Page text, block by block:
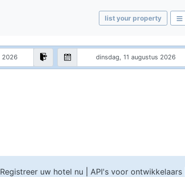
list your property
Registreer uw hotel nu API's voor ontwikkelaars|